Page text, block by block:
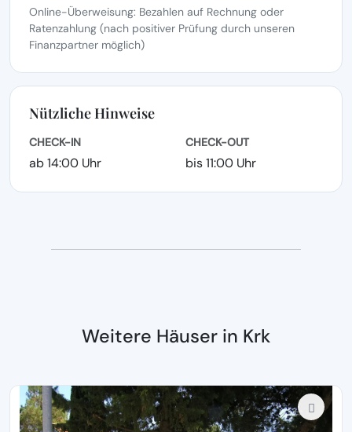
Online-Überweisung: Bezahlen auf Rechnung oder
Ratenzahlung (nach positiver Prüfung durch unseren
Finanzpartner möglich)
Nützliche Hinweise
CHECK-IN
ab 14:00 Uhr
CHECK-OUT
bis 11:00 Uhr
Weitere Häuser in Krk